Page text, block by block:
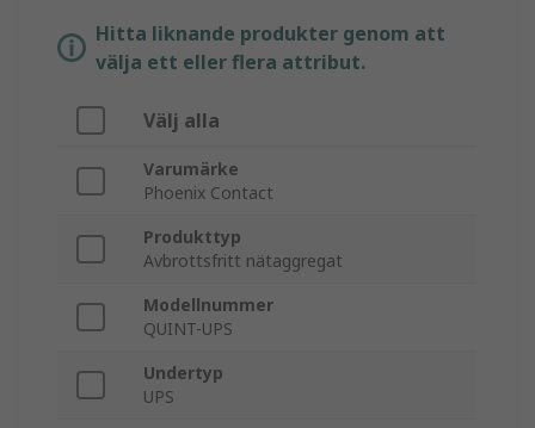
Hitta liknande produkter genom att
välja ett eller flera attribut.
Välj alla
Varumärke
Phoenix Contact
Produkttyp
Avbrottsfritt nätaggregat
Modellnummer
QUINT-UPS
Undertyp
UPS